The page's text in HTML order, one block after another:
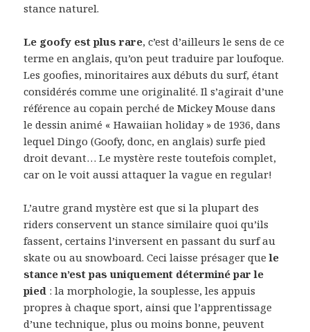
stance naturel.
Le goofy est plus rare, c’est d’ailleurs le sens de ce
terme en anglais, qu’on peut traduire par loufoque.
Les goofies, minoritaires aux débuts du surf, étant
considérés comme une originalité. Il s’agirait d’une
référence au copain perché de Mickey Mouse dans
le dessin animé « Hawaiian holiday » de 1936, dans
lequel Dingo (Goofy, donc, en anglais) surfe pied
droit devant… Le mystère reste toutefois complet,
car on le voit aussi attaquer la vague en regular!
L’autre grand mystère est que si la plupart des
riders conservent un stance similaire quoi qu’ils
fassent, certains l’inversent en passant du surf au
skate ou au snowboard. Ceci laisse présager quele
stance n’est pas uniquement déterminé par le
pied : la morphologie, la souplesse, les appuis
propres à chaque sport, ainsi que l’apprentissage
d’une technique, plus ou moins bonne, peuvent